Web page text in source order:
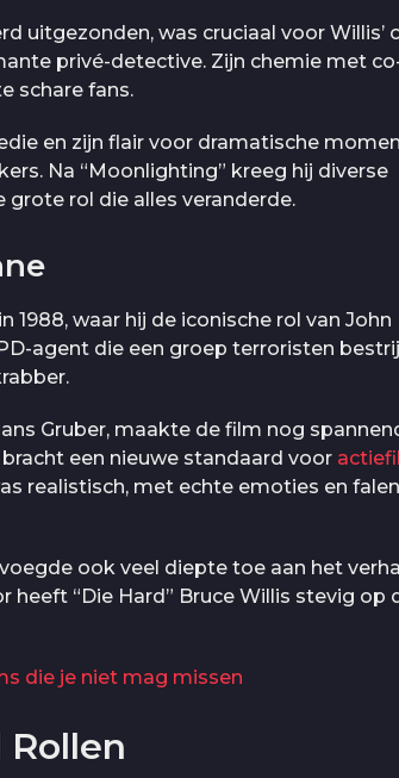
uitgezonden, was cruciaal voor Willis’
privé-detective. Zijn chemie met
schare fans.
en zijn flair voor dramatische
Na “Moonlighting” kreeg hij diverse
rol die alles veranderde.
1988, waar hij de iconische rol van John
agent die een groep terroristen
Gruber, maakte de film nog
een nieuwe standaard voor
realistisch, met echte emoties en
ook veel diepte toe aan het
heeft “Die Hard” Bruce Willis stevig op
die je niet mag missen